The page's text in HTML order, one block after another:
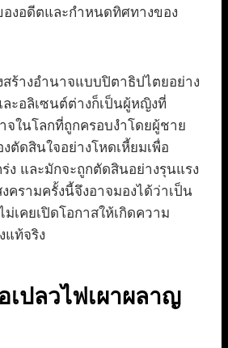
งอดีตและกำหนดทิศทางของ
ร้างอำนาจแบบปิตาธิปไตยอย่าง
ละอลิเซนต์ต่างก็เป็นผู้หญิงที่
จในโลกที่ถูกครอบงำโดยผู้ชาย
ตัดสินใจอย่างโหดเหี้ยมเพื่อ
ง และมักจะถูกตัดสินอย่างรุนแรง
ครามครั้งนี้จึงอาจมองได้ว่าเป็น
เคยเปิดโอกาสให้เกิดความ
แท้จริง
เปลวไฟเผาผลาญ